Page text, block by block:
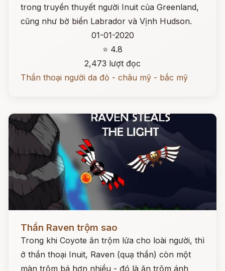
trong truyền thuyết người Inuit của Greenland,
cũng như bờ biển Labrador và Vịnh Hudson.
01-01-2020
⭐ 4.8
2,473 lượt đọc
Thần thoại người da đỏ - châu mỹ - bắc mỹ
Đọc ngay
Thần Raven trộm sao
Trong khi Coyote ăn trộm lửa cho loài người, thì
ở thần thoại Inuit, Raven (quạ thần) còn một
màn trộm bá hơn nhiều - đó là ăn trộm ánh